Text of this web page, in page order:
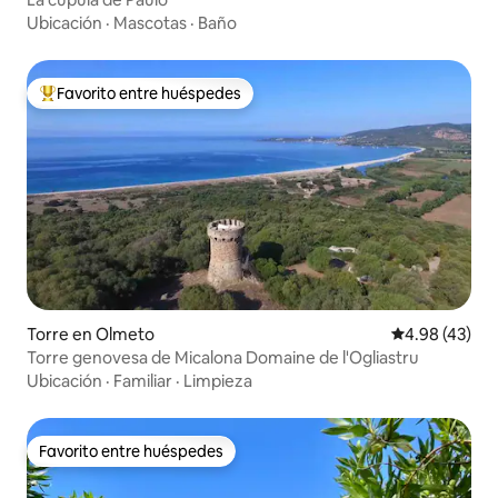
Ubicación · Mascotas · Baño
Favorito entre huéspedes preferido
Favorito entre huéspedes
Torre en Olmeto Calificación
4.98 (43)
Torre genovesa de Micalona Domaine de l'Ogliastru
Ubicación · Familiar · Limpieza
Favorito entre huéspedes
Favorito entre huéspedes